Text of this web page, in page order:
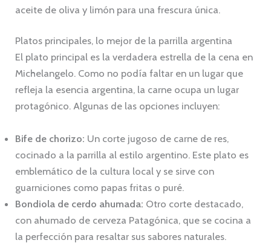
aceite de oliva y limón para una frescura única.
Platos principales, lo mejor de la parrilla argentina
El plato principal es la verdadera estrella de la cena en
Michelangelo. Como no podía faltar en un lugar que
refleja la esencia argentina, la carne ocupa un lugar
protagónico. Algunas de las opciones incluyen:
Bife de chorizo: Un corte jugoso de carne de res,
cocinado a la parrilla al estilo argentino. Este plato es
emblemático de la cultura local y se sirve con
guarniciones como papas fritas o puré.
Bondiola de cerdo ahumada: Otro corte destacado,
con ahumado de cerveza Patagónica, que se cocina a
la perfección para resaltar sus sabores naturales.